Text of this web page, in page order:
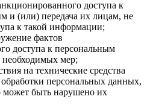
доступа к
и (или) передача их лицам, не
к такой информации;
фактов
доступа к персональным
мер;
на технические средства
персональных данных,
может быть нарушено их